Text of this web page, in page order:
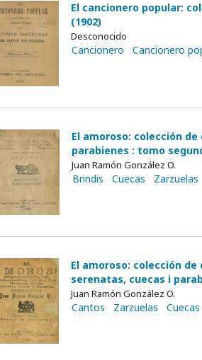
El cancionero popular:
(1902)
Desconocido
Cancionero
Cancionero
El amoroso: colección
parabienes : tomo
Juan Ramón González O.
Brindis Cuecas Zarzuelas
El amoroso: colección
serenatas, cuecas i
Juan Ramón González O.
Cantos Zarzuelas Cuecas